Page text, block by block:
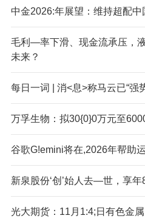
中金2026:年展望：维持超配中
毛利—率下滑、现金流承压，
未来？
每日一词 | 消<息>称马云已“强
万孚生物：拟30{0}0万元至
谷歌G!emini将在,2026年帮助
新泉股份‘创’始人去—世，享年
光大期货：11月1:4;日有色金